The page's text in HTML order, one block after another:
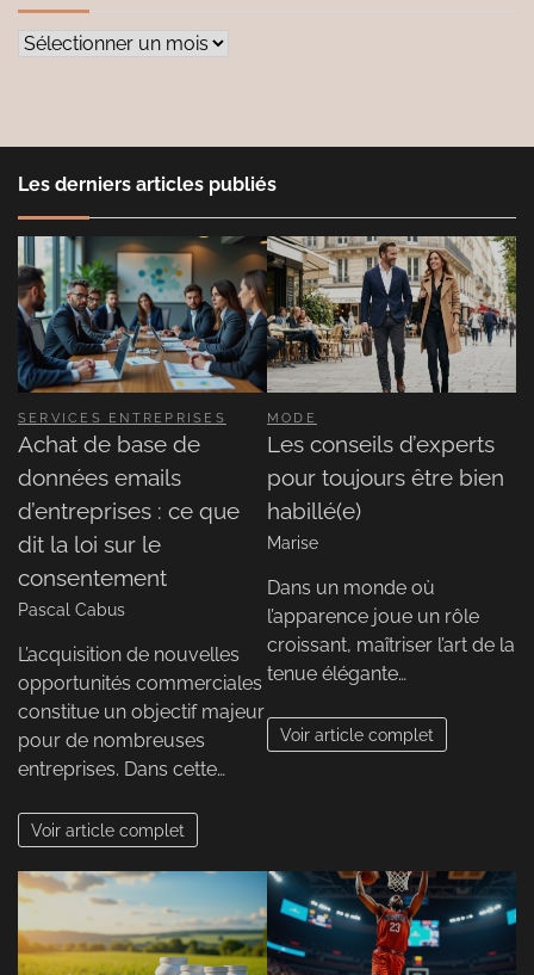
Archives
Les derniers articles publiés
SERVICES ENTREPRISES
Achat de base de
données emails
d’entreprises : ce que
dit la loi sur le
consentement
Pascal Cabus
L’acquisition de nouvelles
opportunités commerciales
constitue un objectif majeur
pour de nombreuses
entreprises. Dans cette…
Voir article complet
MODE
Les conseils d’experts
pour toujours être bien
habillé(e)
Marise
Dans un monde où
l’apparence joue un rôle
croissant, maîtriser l’art de la
tenue élégante…
Voir article complet